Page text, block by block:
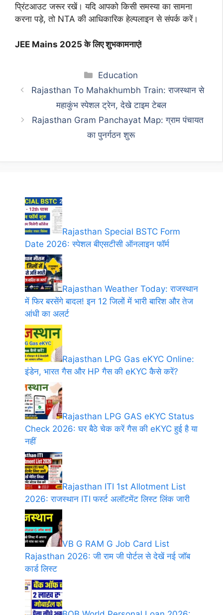
प्रिंटआउट जरूर रखें। यदि आपको किसी समस्या का सामना
करना पड़े, तो NTA की आधिकारिक हेल्पलाइन से संपर्क करें।
JEE Mains 2025 के लिए शुभकामनाएं!
Categories
Education
Rajasthan To Mahakhumbh Train: राजस्थान से
महाकुंभ स्पेशल ट्रेन, देखे टाइम टेबल
Rajasthan Gram Panchayat Map: ग्राम पंचायत
का पुनर्गठन शुरू
Rajasthan Special BSTC Form
Date 2026: स्पेशल बीएसटीसी ऑनलाइन फॉर्म
Rajasthan Weather Today: राजस्थान
में फिर बरसेंगे बादल! इन 12 जिलों में भारी बारिश और तेज
आंधी का अलर्ट
Rajasthan LPG Gas eKYC Online:
इंडेन, भारत गैस और HP गैस की eKYC कैसे करें?
Rajasthan LPG GAS eKYC Status
Check 2026: घर बैठे चेक करें गैस की eKYC हुई है या
नहीं
Rajasthan ITI 1st Allotment List
2026: राजस्थान ITI फर्स्ट अलॉटमेंट लिस्ट लिंक जारी
VB G RAM G Job Card List
Rajasthan 2026: जी राम जी पोर्टल से देखें नई जॉब
कार्ड लिस्ट